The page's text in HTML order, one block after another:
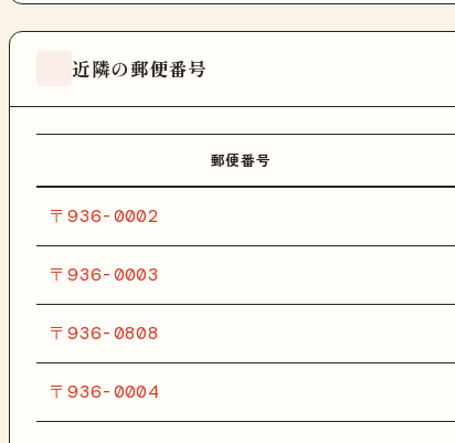
近隣の郵便番号
郵便番号
〒936-0002
〒936-0003
〒936-0808
〒936-0004